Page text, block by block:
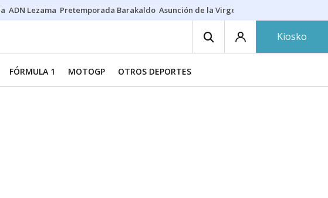
ADN Lezama Pretemporada Barakaldo Asunción de la Virgen
Kiosko
FÓRMULA 1 MOTOGP OTROS DEPORTES